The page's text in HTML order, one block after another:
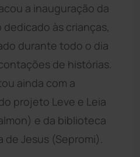
a inauguração da
às crianças,
durante todo o dia
de histórias.
ainda com a
projeto Leve e Leia
e da biblioteca
de Jesus (Sepromi).